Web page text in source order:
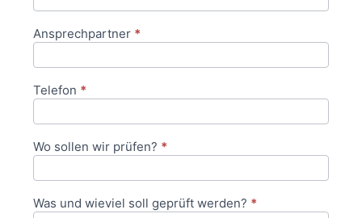
Ansprechpartner *
Telefon *
Wo sollen wir prüfen? *
Was und wieviel soll geprüft werden? *